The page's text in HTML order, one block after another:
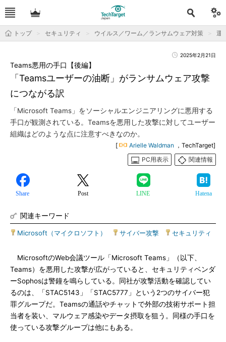
トップ セキュリティ ウイルス／ワーム／ランサムウェア対策 運
2025年2月21日
「Teamsユーザーの油断」がランサムウェア攻撃
につながる訳
Teams悪用の手口【後編】
「Microsoft Teams」をソーシャルエンジニアリングに悪用する
手口が観測されている。Teamsを悪用した攻撃に対してユーザー
組織はどのような点に注意すべきなのか。
[ Arielle Waldman ，TechTarget]
PC用表示
関連情報
Share Post LINE Hatena
関連キーワード
Microsoft（マイクロソフト） サイバー攻撃 セキュリティ
MicrosoftのWeb会議ツール「Microsoft Teams」（以下、
Teams）を悪用した攻撃が広がっていると、セキュリティベンダ
ーSophosは警鐘を鳴らしている。同社が攻撃活動を確認してい
るのは、「STAC5143」「STAC5777」という2つのサイバー犯
罪グループだ。Teamsの通話やチャットで外部の技術サポート担
当者を装い、マルウェア感染やデータ摂取を狙う。同様の手口を
使っている攻撃グループは他にもある。